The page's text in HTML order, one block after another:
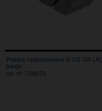
Peines +portapeines G 1/2-3/4 LH,
juego
Art. nº. 758070